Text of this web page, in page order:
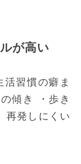
が高い
習慣の癖ま
傾き ・歩き
再発しにくい